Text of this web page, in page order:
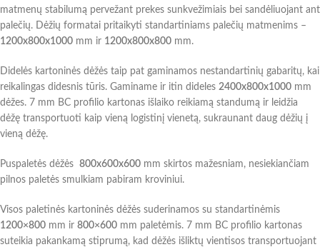
matmenų stabilumą pervežant prekes sunkvežimiais bei sandėliuojant ant
palečių. Dėžių formatai pritaikyti standartiniams palečių matmenims –
1200x800x1000 mm ir 1200x800x800 mm.
Didelės kartoninės dėžės taip pat gaminamos nestandartinių gabaritų, kai
reikalingas didesnis tūris. Gaminame ir itin dideles 2400x800x1000 mm
dėžes. 7 mm BC profilio kartonas išlaiko reikiamą standumą ir leidžia
dėžę transportuoti kaip vieną logistinį vienetą, sukraunant daug dėžių į
vieną dėžę.
Puspaletės dėžės 800x600x600 mm skirtos mažesniam, nesiekiančiam
pilnos paletės smulkiam pabiram kroviniui.
Visos paletinės kartoninės dėžės suderinamos su standartinėmis
1200×800 mm ir 800×600 mm paletėmis. 7 mm BC profilio kartonas
suteikia pakankamą stiprumą, kad dėžės išliktų vientisos transportuojant